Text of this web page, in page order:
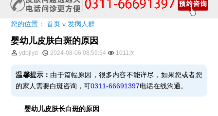
您的位置：首页 ν 发病人群
婴幼儿皮肤白斑的原因
ydbjlyd 2024-08-06 08:59:54 1011次
温馨提示： 由于篇幅原因，很多内容不能详尽，如果您或者您
的家人需要白斑咨询，可0311-66691397电话在线沟通。
婴幼儿皮肤长白斑的原因